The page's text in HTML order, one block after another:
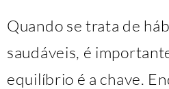
Quando se trata de
saudáveis, é
equilíbrio é a chave.